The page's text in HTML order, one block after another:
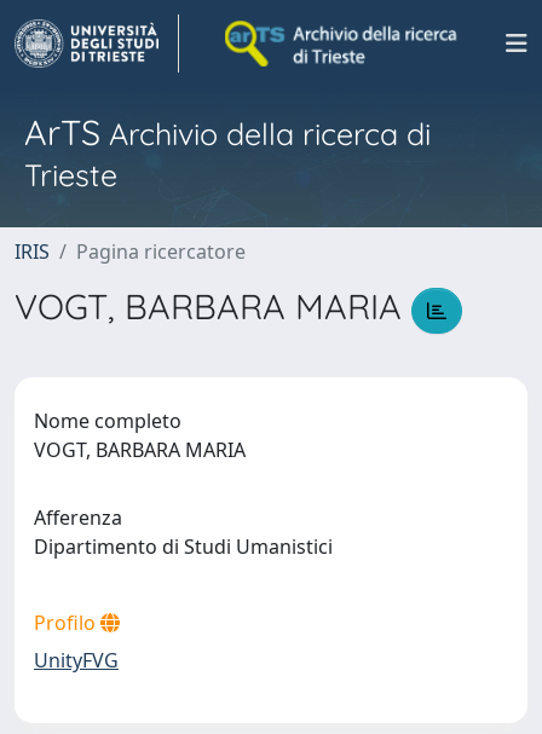
ArTS Archivio della ricerca di
Trieste
IRIS Pagina ricercatore
VOGT, BARBARA MARIA
Nome completo
VOGT, BARBARA MARIA
Afferenza
Dipartimento di Studi Umanistici
Profilo
UnityFVG